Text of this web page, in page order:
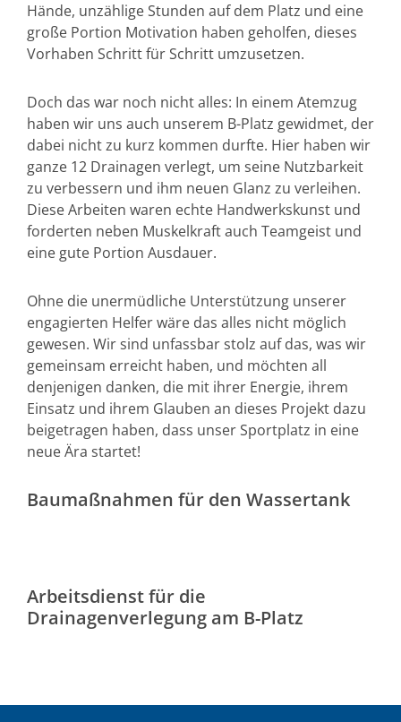
Hände, unzählige Stunden auf dem Platz und eine
große Portion Motivation haben geholfen, dieses
Vorhaben Schritt für Schritt umzusetzen.
Doch das war noch nicht alles: In einem Atemzug
haben wir uns auch unserem B-Platz gewidmet, der
dabei nicht zu kurz kommen durfte. Hier haben wir
ganze 12 Drainagen verlegt, um seine Nutzbarkeit
zu verbessern und ihm neuen Glanz zu verleihen.
Diese Arbeiten waren echte Handwerkskunst und
forderten neben Muskelkraft auch Teamgeist und
eine gute Portion Ausdauer.
Ohne die unermüdliche Unterstützung unserer
engagierten Helfer wäre das alles nicht möglich
gewesen. Wir sind unfassbar stolz auf das, was wir
gemeinsam erreicht haben, und möchten all
denjenigen danken, die mit ihrer Energie, ihrem
Einsatz und ihrem Glauben an dieses Projekt dazu
beigetragen haben, dass unser Sportplatz in eine
neue Ära startet!
Baumaßnahmen für den Wassertank
Arbeitsdienst für die
Drainagenverlegung am B-Platz